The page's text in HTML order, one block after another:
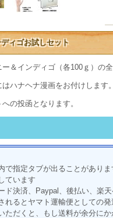
ィゴお試しセット
＆インディゴ（各100ｇ）の
ハナヘナ漫画をお付けします。
の投函となります。
で指定タブが出ることがあり
ています
ド決済、Paypal、後払い、楽天
れるとヤマト運輸便としての
ただくと、もし送料が余分に